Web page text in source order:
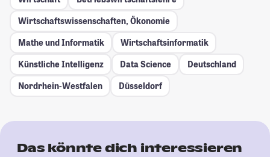
Wirtschaftswissenschaften, Ökonomie
Mathe und Informatik
Wirtschaftsinformatik
Künstliche Intelligenz
Data Science
Deutschland
Nordrhein-Westfalen
Düsseldorf
Das könnte dich interessieren